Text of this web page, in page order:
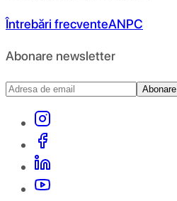
Întrebări frecventeANPC
Abonare newsletter
Abonare